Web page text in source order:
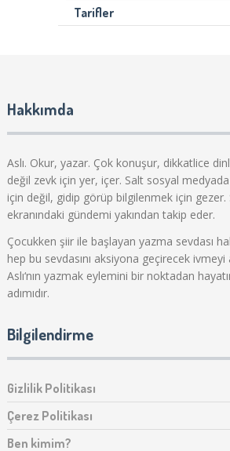
Tarifler
Hakkımda
Aslı. Okur, yazar. Çok konuşur, dikkatlice
değil zevk için yer, içer. Salt sosyal
için değil, gidip görüp bilgilenmek için
ekranındaki gündemi yakından takip eder.
Çocukken şiir ile başlayan yazma sevdası
hep bu sevdasını aksiyona geçirecek
Aslı‘nın yazmak eylemini bir noktadan
adımıdır.
Bilgilendirme
Gizlilik Politikası
Çerez Politikası
Ben kimim?